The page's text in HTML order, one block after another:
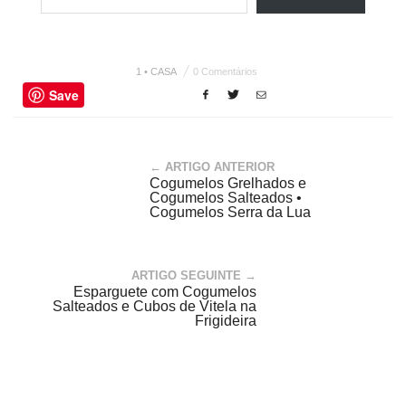
1 • CASA 0 Comentários
Save
← ARTIGO ANTERIOR
Cogumelos Grelhados e
Cogumelos Salteados •
Cogumelos Serra da Lua
ARTIGO SEGUINTE →
Esparguete com Cogumelos
Salteados e Cubos de Vitela na
Frigideira